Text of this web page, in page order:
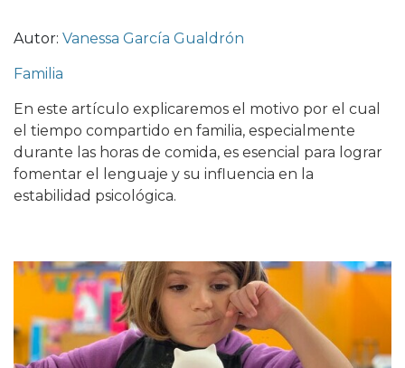
Autor: Vanessa García Gualdrón
Familia
En este artículo explicaremos el motivo por el cual
el tiempo compartido en familia, especialmente
durante las horas de comida, es esencial para lograr
fomentar el lenguaje y su influencia en la
estabilidad psicológica.